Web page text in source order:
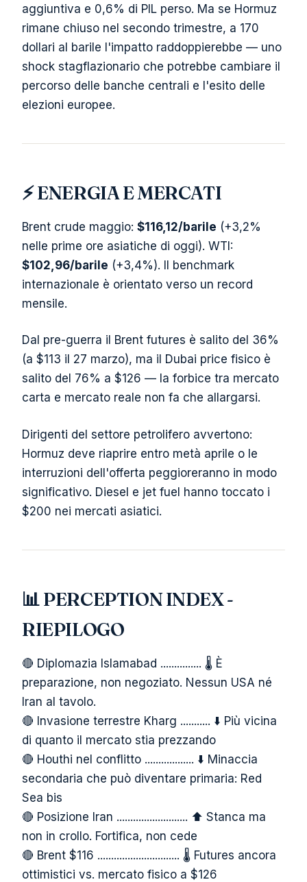
aggiuntiva e 0,6% di PIL perso. Ma se Hormuz
rimane chiuso nel secondo trimestre, a 170
dollari al barile l'impatto raddoppierebbe — uno
shock stagflazionario che potrebbe cambiare il
percorso delle banche centrali e l'esito delle
elezioni europee.
⚡ ENERGIA E MERCATI
Brent crude maggio: $116,12/barile (+3,2%
nelle prime ore asiatiche di oggi). WTI:
$102,96/barile (+3,4%). Il benchmark
internazionale è orientato verso un record
mensile.
Dal pre-guerra il Brent futures è salito del 36%
(a $113 il 27 marzo), ma il Dubai price fisico è
salito del 76% a $126 — la forbice tra mercato
carta e mercato reale non fa che allargarsi.
Dirigenti del settore petrolifero avvertono:
Hormuz deve riaprire entro metà aprile o le
interruzioni dell'offerta peggioreranno in modo
significativo. Diesel e jet fuel hanno toccato i
$200 nei mercati asiatici.
📊 PERCEPTION INDEX -
RIEPILOGO
🔴 Diplomazia Islamabad ............... 🌡️ È
preparazione, non negoziato. Nessun USA né
Iran al tavolo.
🔴 Invasione terrestre Kharg ........... ⬇️ Più vicina
di quanto il mercato stia prezzando
🔴 Houthi nel conflitto .................. ⬇️ Minaccia
secondaria che può diventare primaria: Red
Sea bis
🔴 Posizione Iran .......................... ⬆️ Stanca ma
non in crollo. Fortifica, non cede
🔴 Brent $116 .............................. 🌡️ Futures ancora
ottimistici vs. mercato fisico a $126